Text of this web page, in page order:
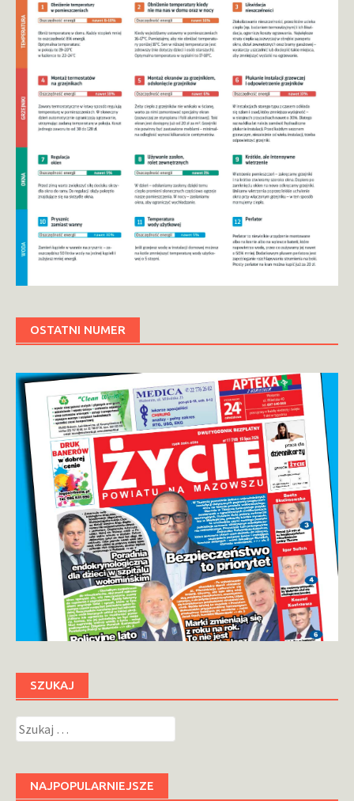
OSTATNI NUMER
SZUKAJ
Szukaj:
NAJPOPULARNIEJSZE